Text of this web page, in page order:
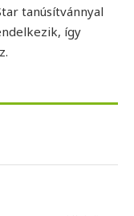
tanúsítvánnyal
így